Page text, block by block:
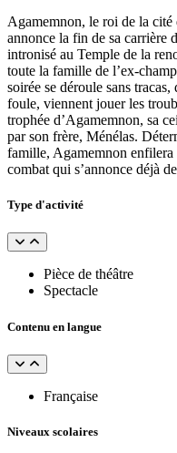
Agamemnon, le roi de la
annonce la fin de sa carrière
intronisé au Temple de la
toute la famille de l’ex-
soirée se déroule sans
foule, viennent jouer les
trophée d’Agamemnon, sa
par son frère, Ménélas.
famille, Agamemnon
combat qui s’annonce déjà
Type d'activité
Pièce de théâtre
Spectacle
Contenu en langue
Française
Niveaux scolaires